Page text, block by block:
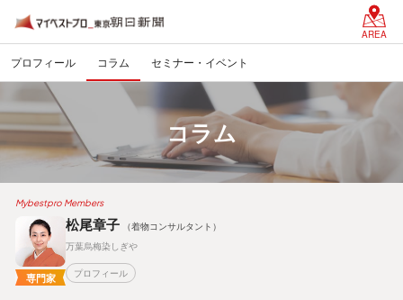
AREA
プロフィール コラム セミナー・イベント
コラム
Mybestpro Members
専門家
松尾章子
（着物コンサルタント）
万葉烏梅染しぎや
プロフィール